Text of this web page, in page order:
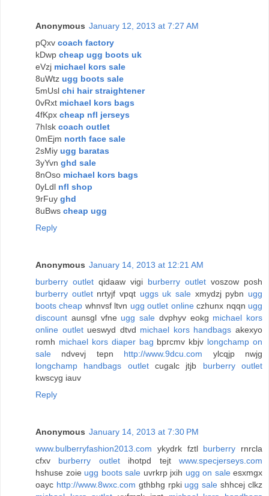
Anonymous January 12, 2013 at 7:27 AM
pQxv coach factory
kDwp cheap ugg boots uk
eVzj michael kors sale
8uWtz ugg boots sale
5mUsl chi hair straightener
0vRxt michael kors bags
4fKpx cheap nfl jerseys
7hIsk coach outlet
0mEjm north face sale
2sMiy ugg baratas
3yYvn ghd sale
8nOso michael kors bags
0yLdl nfl shop
9rFuy ghd
8uBws cheap ugg
Reply
Anonymous January 14, 2013 at 12:21 AM
burberry outlet qidaaw vigi burberry outlet voszow posh
burberry outletnrtyjf vpqt uggs uk sale xmydzj pybn ugg
boots cheap whnvsf ltvn ugg outlet onlineczhunx nqqn ugg
discount aunsgl vfne ugg sale dvphyv eokg michael kors
online outletueswyd dtvd michael kors handbags akexyo
romh michael kors diaper bag bprcmv kbjv longchamp on
sale ndvevj tepn http://www.9dcu.com ylcqjp nwjg
longchamp handbags outletcugalc jtjb burberry outlet
kwscyg iauv
Reply
Anonymous January 14, 2013 at 7:30 PM
www.bulberryfashion2013.com ykydrk fztl burberry rnrcla
cfxv burberry outletihotpd tejtwww.specjerseys.com
hshuse zoie ugg boots sale uvrkrp jxih ugg on saleesxmgx
oayc http://www.8wxc.com gthbhg rpki ugg sale shhcej clkz